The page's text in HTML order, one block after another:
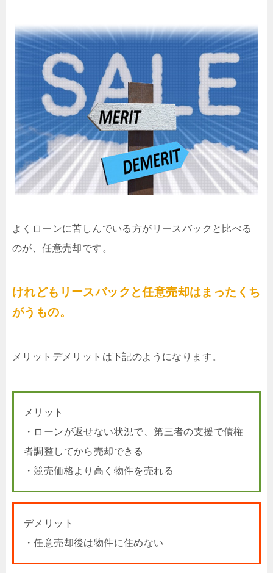
よくローンに苦しんでいる方がリースバックと比べる
のが、任意売却です。
けれどもリースバックと任意売却はまったくち
がうもの。
メリットデメリットは下記のようになります。
メリット
・ローンが返せない状況で、第三者の支援で債権
者調整してから売却できる
・競売価格より高く物件を売れる
デメリット
・任意売却後は物件に住めない